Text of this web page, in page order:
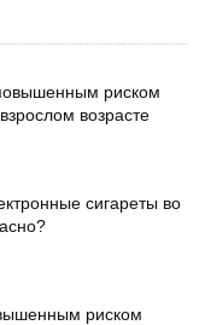
риском
возрасте
сигареты во
риском